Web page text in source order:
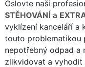
Oslovte naši
STĚHOVÁNÍ a
vyklízení kanceláří a
touto problematikou
nepotřebný odpad a
zlikvidovat a vyhodit